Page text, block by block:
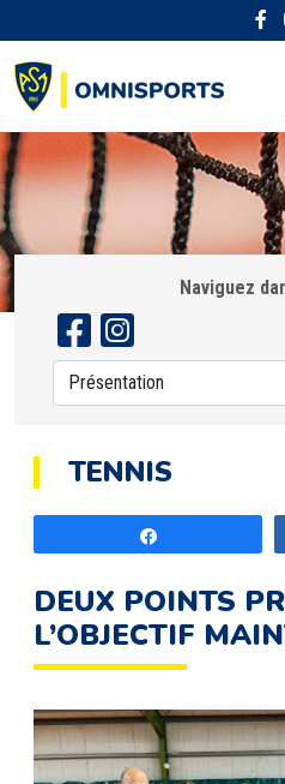
Naviguez
TENNIS
DEUX POINTS
L’OBJECTIF